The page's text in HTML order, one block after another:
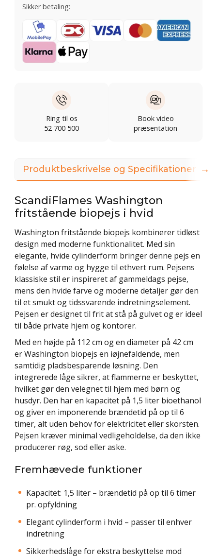
Sikker betaling:
Ring til os
52 700 500
Book video
præsentation
Produktbeskrivelse og Specifikationer
ScandiFlames Washington
fritstående biopejs i hvid
Washington fritstående biopejs kombinerer tidløst
design med moderne funktionalitet. Med sin
elegante, hvide cylinderform bringer denne pejs en
følelse af varme og hygge til ethvert rum. Pejsens
klassiske stil er inspireret af gammeldags pejse,
mens den hvide farve og moderne detaljer gør den
til et smukt og tidssvarende indretningselement.
Pejsen er designet til frit at stå på gulvet og er ideel
til både private hjem og kontorer.
Med en højde på 112 cm og en diameter på 42 cm
er Washington biopejs en iøjnefaldende, men
samtidig pladsbesparende løsning. Den
integrerede låge sikrer, at flammerne er beskyttet,
hvilket gør den velegnet til hjem med børn og
husdyr. Den har en kapacitet på 1,5 liter bioethanol
og giver en imponerende brændetid på op til 6
timer, alt uden behov for elektricitet eller skorsten.
Pejsen kræver minimal vedligeholdelse, da den ikke
producerer røg, sod eller aske.
Fremhævede funktioner
Kapacitet: 1,5 liter – brændetid på op til 6 timer
pr. opfyldning
Elegant cylinderform i hvid – passer til enhver
indretning
Sikkerhedslåge for ekstra beskyttelse mod
→